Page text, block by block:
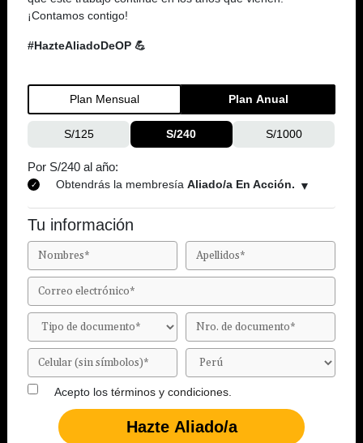
¡Contamos contigo!
#HazteAliadoDeOP 💪
Plan Mensual Plan Anual
S/125 S/240 S/1000
Por S/240 al año:
Obtendrás la membresía Aliado/a En Acción.
Tu información
Acepto los términos y condiciones.